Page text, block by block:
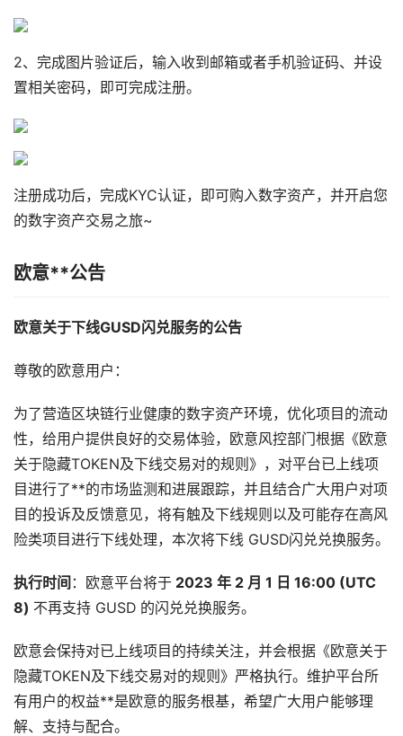
2、完成图片验证后，输入收到邮箱或者手机验证码、并设
置相关密码，即可完成注册。
注册成功后，完成KYC认证，即可购入数字资产，并开启您
的数字资产交易之旅~
欧意**公告
欧意关于下线GUSD闪兑服务的公告
尊敬的欧意用户：
为了营造区块链行业健康的数字资产环境，优化项目的流动
性，给用户提供良好的交易体验，欧意风控部门根据《欧意
关于隐藏TOKEN及下线交易对的规则》，对平台已上线项
目进行了**的市场监测和进展跟踪，并且结合广大用户对项
目的投诉及反馈意见，将有触及下线规则以及可能存在高风
险类项目进行下线处理，本次将下线 GUSD闪兑兑换服务。
执行时间 ：欧意平台将于 2023 年 2 月 1 日 16:00 (UTC
8) 不再支持 GUSD 的闪兑兑换服务。
欧意会保持对已上线项目的持续关注，并会根据《欧意关于
隐藏TOKEN及下线交易对的规则》严格执行。维护平台所
有用户的权益**是欧意的服务根基，希望广大用户能够理
解、支持与配合。